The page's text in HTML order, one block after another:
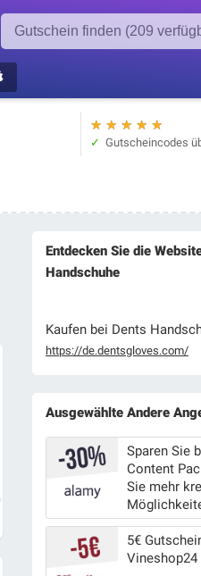
★
★
★
★
★
Gutscheincodes
Entdecken Sie die
Handschuhe
Kaufen bei Dents
https://de.dentsgloves.com/
Ausgewählte Andere
Sparen Sie
Content
Sie mehr
5€
Vineshop24